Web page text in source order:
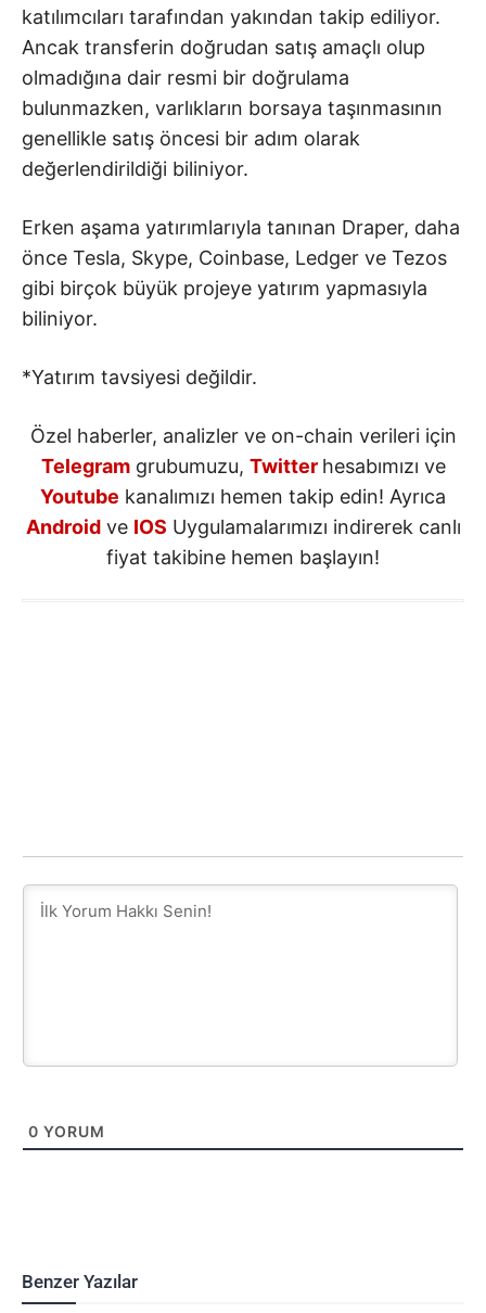
katılımcıları tarafından yakından takip ediliyor.
Ancak transferin doğrudan satış amaçlı olup
olmadığına dair resmi bir doğrulama
bulunmazken, varlıkların borsaya taşınmasının
genellikle satış öncesi bir adım olarak
değerlendirildiği biliniyor.
Erken aşama yatırımlarıyla tanınan Draper, daha
önce Tesla, Skype, Coinbase, Ledger ve Tezos
gibi birçok büyük projeye yatırım yapmasıyla
biliniyor.
*Yatırım tavsiyesi değildir.
Özel haberler, analizler ve on-chain verileri için
Telegramgrubumuzu, Twitter hesabımızı ve
Youtube kanalımızı hemen takip edin! Ayrıca
Androidve IOS Uygulamalarımızı indirerek canlı
fiyat takibine hemen başlayın!
0 YORUM
Benzer Yazılar